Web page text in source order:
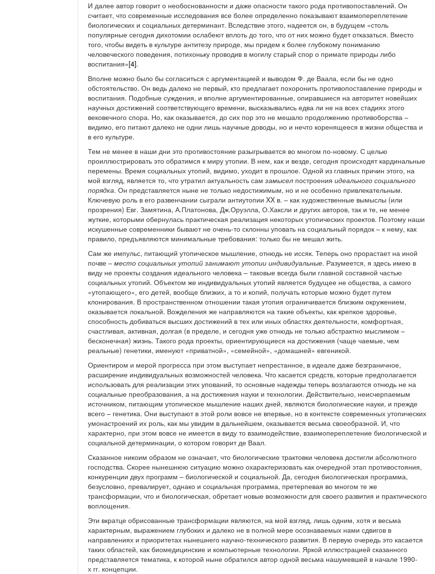
И далее автор говорит о необоснованности и даже опасности такого рода противопоставлений. Он
считает, что современные исследования все более определенно показывают взаимопереплетение
биологических и социальных детерминант. Вследствие этого, надеется он, в будущем «столь
популярные сегодня дихотомии ослабеют вплоть до того, что от них можно будет отказаться. Вместо
того, чтобы видеть в культуре антитезу природе, мы придем к более глубокому пониманию
человеческого поведения, потихоньку проводив в могилу старый спор о примате природы либо
воспитания»[4].
Вполне можно было бы согласиться с аргументацией и выводом Ф. де Ваала, если бы не одно
обстоятельство. Он ведь далеко не первый, кто предлагает похоронить противопоставление природы и
воспитания. Подобные суждения, и вполне аргументированные, опиравшиеся на авторитет новейших
научных достижений соответствующего времени, высказывались едва ли не на всех стадиях этого
вековечного спора. Но, как оказывается, до сих пор это не мешало продолжению противоборства –
видимо, его питают далеко не одни лишь научные доводы, но и нечто коренящееся в жизни общества и
в его культуре.
Тем не менее в наши дни это противостояние разыгрывается во многом по-новому. С целью
проиллюстрировать это обратимся к миру утопии. В нем, как и везде, сегодня происходят кардинальные
перемены. Время социальных утопий, видимо, уходит в прошлое. Одной из главных причин этого, на
мой взгляд, является то, что утратил актуальность сам замысел построения идеального социального
порядка. Он представляется ныне не только недостижимым, но и не особенно привлекательным.
Ключевую роль в его развенчании сыграли антиутопии XX в. – как художественные вымыслы (или
прозрения) Евг. Замятина, А.Платонова, Дж.Оруэлла, О.Хаксли и других авторов, так и те, не менее
жуткие, которыми обернулась практическая реализация некоторых утопических проектов. Поэтому наши
искушенные современники бывают не очень-то склонны уповать на социальный порядок – к нему, как
правило, предъявляются минимальные требования: только бы не мешал жить.
Сам же импульс, питающий утопическое мышление, отнюдь не иссяк. Теперь оно прорастает на иной
почве – место социальных утопий занимают утопии индивидуальные. Разумеется, я здесь имею в
виду не проекты создания идеального человека – таковые всегда были главной составной частью
социальных утопий. Объектом же индивидуальных утопий является будущее не общества, а самого
«утопающего», его детей, вообще близких, а то и копий, получать которые можно будет путем
клонирования. В пространственном отношении такая утопия ограничивается близким окружением,
оказывается локальной. Вожделения же направляются на такие объекты, как крепкое здоровье,
способность добиваться высших достижений в тех или иных областях деятельности, комфортная,
счастливая, активная, долгая (в пределе, и сегодня уже отнюдь не только абстрактно мыслимом –
бесконечная) жизнь. Такого рода проекты, ориентирующиеся на достижения (чаще чаемые, чем
реальные) генетики, именуют «приватной», «семейной», «домашней» евгеникой.
Ориентиром и мерой прогресса при этом выступает непрестанное, в идеале даже безграничное,
расширение индивидуальных возможностей человека. Что касается средств, которые предполагается
использовать для реализации этих упований, то основные надежды теперь возлагаются отнюдь не на
социальные преобразования, а на достижения науки и технологии. Действительно, неисчерпаемым
источником, питающим утопическое мышление наших дней, являются биологические науки, и прежде
всего – генетика. Они выступают в этой роли вовсе не впервые, но в контексте современных утопических
умонастроений их роль, как мы увидим в дальнейшем, оказывается весьма своеобразной. И, что
характерно, при этом вовсе не имеется в виду то взаимодействие, взаимопереплетение биологической и
социальной детерминации, о котором говорит де Ваал.
Сказанное никоим образом не означает, что биологические трактовки человека достигли абсолютного
господства. Скорее нынешнюю ситуацию можно охарактеризовать как очередной этап противостояния,
конкуренции двух программ – биологической и социальной. Да, сегодня биологическая программа,
безусловно, превалирует, однако и социальная программа, претерпевая во многом те же
трансформации, что и биологическая, обретает новые возможности для своего развития и практического
воплощения.
Эти вкратце обрисованные трансформации являются, на мой взгляд, лишь одним, хотя и весьма
характерным, выражением глубоких и далеко не в полной мере осознаваемых нами сдвигов в
направлениях и приоритетах нынешнего научно-технического развития. В первую очередь это касается
таких областей, как биомедицинские и компьютерные технологии. Яркой иллюстрацией сказанного
представляется тематика, к которой ныне обратился автор одной весьма нашумевшей в начале 1990-
х гг. концепции.